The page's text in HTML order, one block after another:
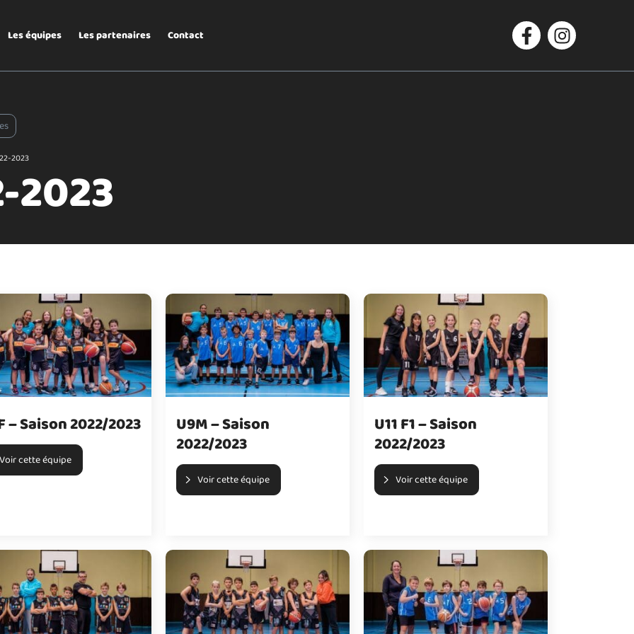
Les équipes Les partenaires Contact FacebookInstagram
2023
2023
– Saison 2022/2023
Voir cette équipe
U9M – Saison
2022/2023
Voir cette équipe
U11 F1 – Saison
2022/2023
Voir cette équipe